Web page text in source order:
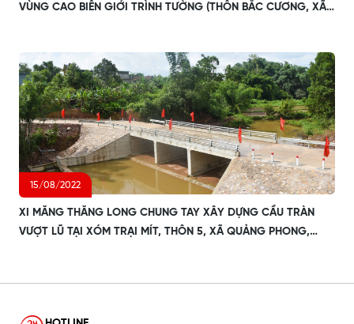
VÙNG CAO BIÊN GIỚI TRÌNH TƯỜNG (THÔN BẮC CƯƠNG, XÃ
15/08/2022
XI MĂNG THĂNG LONG CHUNG TAY XÂY DỰNG CẦU TRÀN
VƯỢT LŨ TẠI XÓM TRẠI MÍT, THÔN 5, XÃ QUẢNG PHONG,